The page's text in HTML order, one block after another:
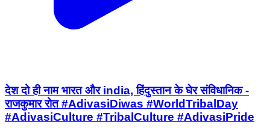
देश दो ही नाम भारत और india, हिंदुस्तान के घेर संविधानिक -
राजकुमार रोत #AdivasiDiwas #WorldTribalDay
#AdivasiCulture #TribalCulture #AdivasiPride